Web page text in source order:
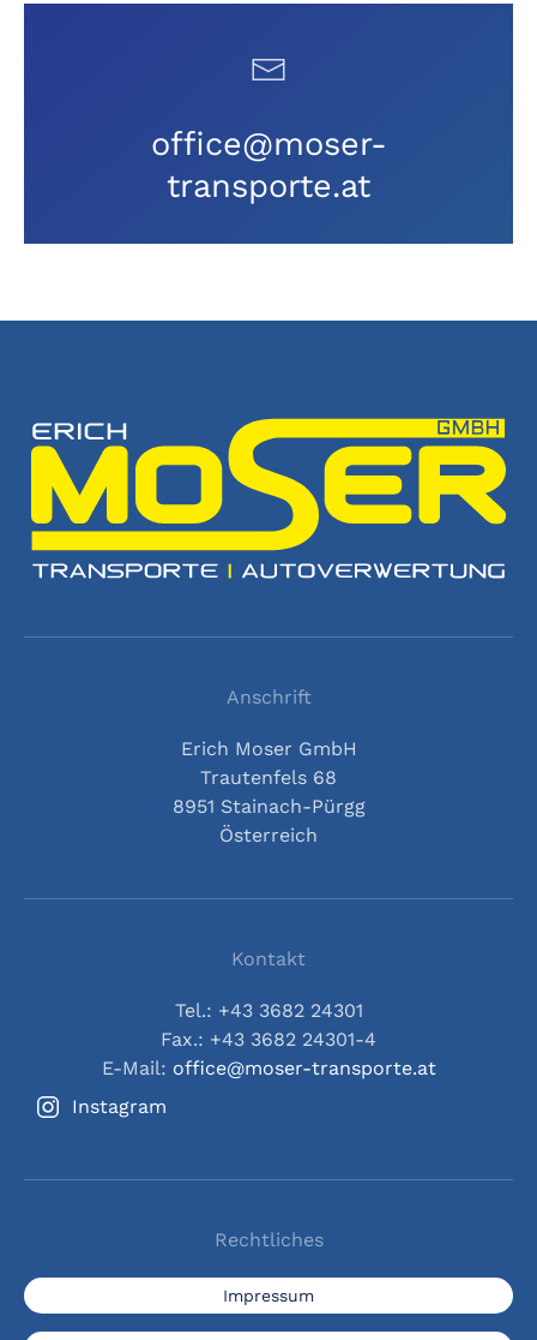
office@moser-
transporte.at
Anschrift
Erich Moser GmbH
Trautenfels 68
8951 Stainach-Pürgg
Österreich
Kontakt
Tel.: +43 3682 24301
Fax.: +43 3682 24301-4
E-Mail: office@moser-transporte.at
Instagram
Rechtliches
Impressum